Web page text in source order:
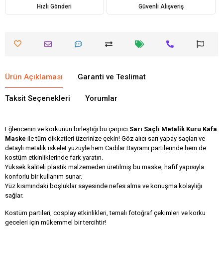
Hızlı Gönderi Güvenli Alışveriş
Ürün Açıklaması Garanti ve Teslimat
Taksit Seçenekleri Yorumlar
Eğlencenin ve korkunun birleştiği bu çarpıcı Sarı Saçlı Metalik Kuru Kafa
Maske ile tüm dikkatleri üzerinize çekin! Göz alıcı sarı yapay saçları ve
detaylı metalik iskelet yüzüyle hem Cadılar Bayramı partilerinde hem de
kostüm etkinliklerinde fark yaratın.
Yüksek kaliteli plastik malzemeden üretilmiş bu maske, hafif yapısıyla
konforlu bir kullanım sunar.
Yüz kısmındaki boşluklar sayesinde nefes alma ve konuşma kolaylığı
sağlar.
Kostüm partileri, cosplay etkinlikleri, temalı fotoğraf çekimleri ve korku
geceleri için mükemmel bir tercihtir!